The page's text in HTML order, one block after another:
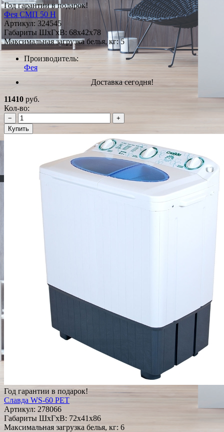
Год гарантии в подарок!
Фея СМП 50 Н
Артикул: 324545
Габариты ШxГxВ: 68x42x78
Максимальная загрузка белья, кг: 5
Производитель:
Фея
Доставка сегодня!
11410 руб.
Кол-во:
−
+
Купить
Год гарантии в подарок!
Славда WS-60 PET
Артикул: 278066
Габариты ШxГxВ: 72x41x86
Максимальная загрузка белья, кг: 6